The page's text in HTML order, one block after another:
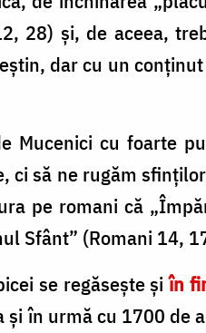
28) și, de aceea,
dar cu un
Mucenici cu foarte
ci să ne rugăm
pe romani că
Sfânt” (Romani 14,
se regăsește șiîn
în urmă cu 1700 de